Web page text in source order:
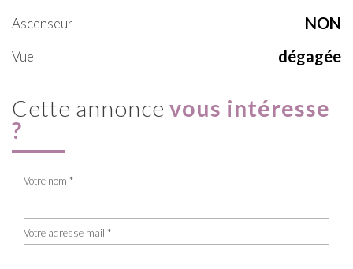
Ascenseur NON
Vue dégagée
cette annonce vous intéresse
?
Votre nom *
Votre adresse mail *